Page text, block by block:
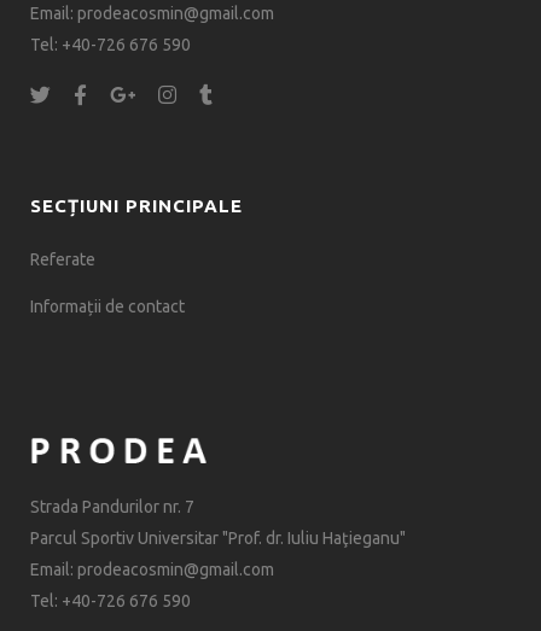
Email: prodeacosmin@gmail.com
Tel: +40-726 676 590
SECȚIUNI PRINCIPALE
Referate
Informații de contact
Strada Pandurilor nr. 7
Parcul Sportiv Universitar "Prof. dr. Iuliu Haţieganu"
Email: prodeacosmin@gmail.com
Tel: +40-726 676 590